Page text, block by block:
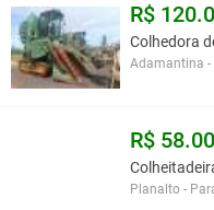
R$
Colhedora
Adamantina -
R$
Planalto -